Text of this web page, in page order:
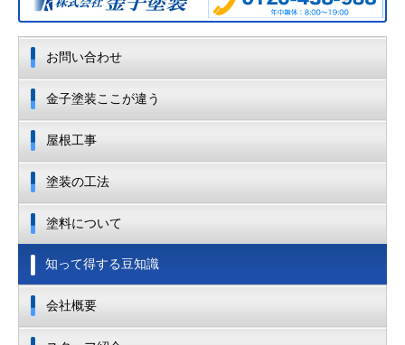
お問い合わせ
金子塗装ここが違う
屋根工事
塗装の工法
塗料について
知って得する豆知識
会社概要